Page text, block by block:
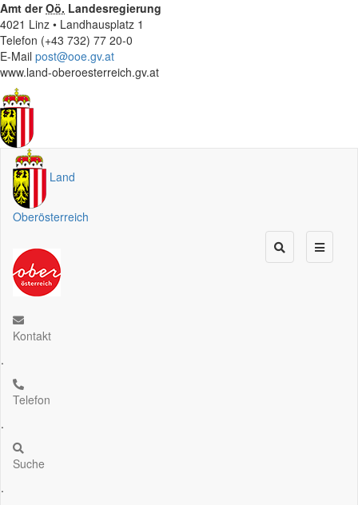
Amt derOö. Landesregierung
4021 Linz • Landhausplatz 1
Telefon (+43 732) 77 20-0
E-Mail post@ooe.gv.at
www.land-oberoesterreich.gv.at
Land
Oberösterreich
Kontakt
.
Telefon
.
Suche
.